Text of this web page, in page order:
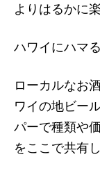
よりはるかに
ハワイにハマ
ローカルなお
ワイの地ビー
パーで種類や
をここで共有